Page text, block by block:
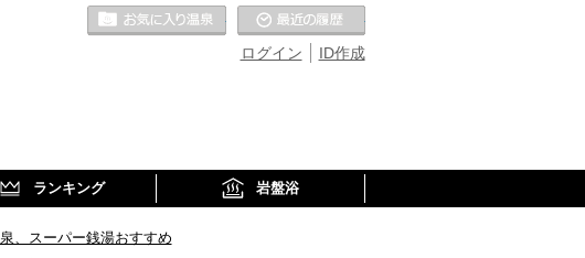
ID作成
ログイン
お気に入りの温泉
ランキング 岩盤浴
、スーパー銭湯おすすめ